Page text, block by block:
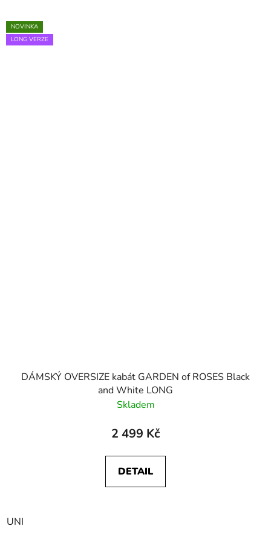
NOVINKA
LONG VERZE
DÁMSKÝ OVERSIZE kabát GARDEN of ROSES Black
and White LONG
Skladem
2 499 Kč
DETAIL
UNI